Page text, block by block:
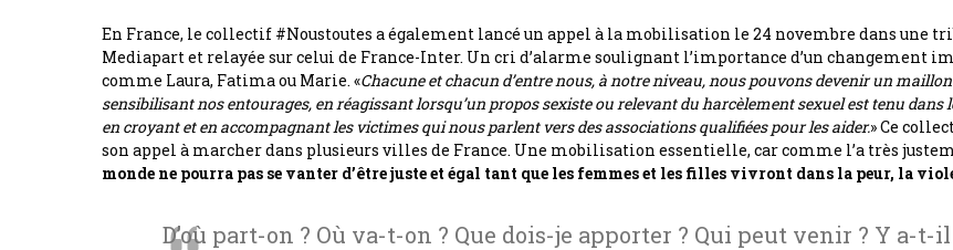
En France, le collectif #Noustoutes a également lancé un appel à la mobilisation le 24 novembre dans une
Mediapart et relayée sur celui de France-Inter. Un cri d’alarme soulignant l’importance d’un changement
comme Laura, Fatima ou Marie. «Chacune et chacun d’entre nous, à notre niveau, nous pouvons devenir un
sensibilisant nos entourages, en réagissant lorsqu’un propos sexiste ou relevant du harcèlement sexuel est tenu
en croyant et en accompagnant les victimes qui nous parlent vers des associations qualifiées pour les aider.» Ce
son appel à marcher dans plusieurs villes de France. Une mobilisation essentielle, car comme l’a très
monde ne pourra pas se vanter d’être juste et égal tant que les femmes et les filles vivront dans la peur, la
D’où part-on ? Où va-t-on ? Que dois-je apporter ? Qui peut venir ? Y a-t-